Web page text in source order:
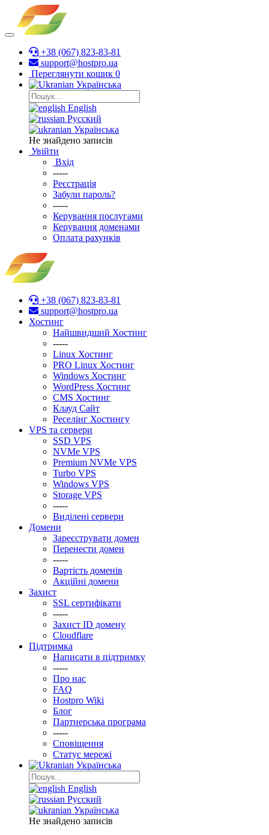
+38 (067) 823-83-81
support@hostpro.ua
Переглянути кошик 0
Українська
English
Русский
Українська
Не знайдено записів
Увійти
Вхід
-----
Реєстрація
Забули пароль?
-----
Керування послугами
Керування доменами
Оплата рахунків
+38 (067) 823-83-81
support@hostpro.ua
Хостинг
Найшвидший Хостинг
-----
Linux Хостинг
PRO Linux Хостинг
Windows Хостинг
WordPress Хостинг
CMS Хостинг
Клауд Сайт
Реселінг Хостингу
VPS та сервери
SSD VPS
NVMe VPS
Premium NVMe VPS
Turbo VPS
Windows VPS
Stоrage VPS
-----
Виділені сервери
Домени
Зареєструвати домен
Перенести домен
-----
Вартість доменів
Акційні домени
Захист
SSL сертифікати
-----
Захист ID домену
Clоudflare
Підтримка
Написати в підтримку
-----
Про нас
FAQ
Hostpro Wiki
Блог
Партнерська програма
-----
Сповіщення
Статус мережі
Українська
English
Русский
Українська
Не знайдено записів